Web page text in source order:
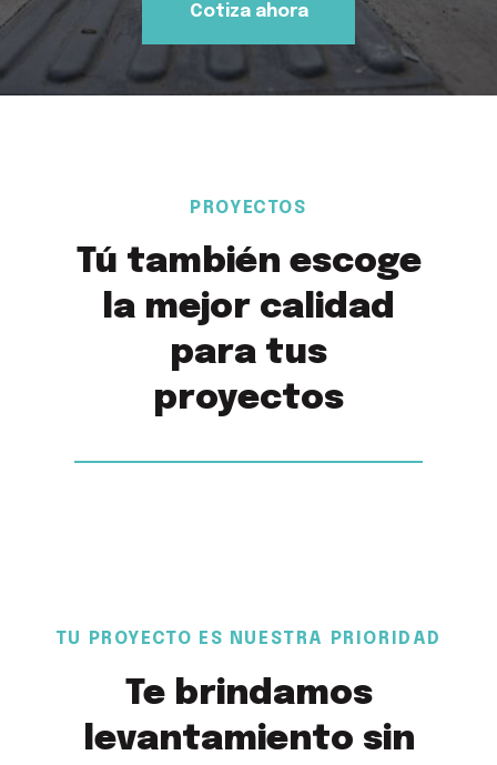
Cotiza ahora
PROYECTOS
Tú también escoge
la mejor calidad
para tus
proyectos
TU PROYECTO ES NUESTRA PRIORIDAD
Te brindamos
levantamiento sin